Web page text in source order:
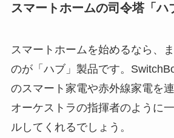
スマートホームの司令塔「ハ
スマートホームを始めるなら、
のが「ハブ」製品です。
のスマート家電や赤外線家電を
オーケストラの指揮者のように
ルしてくれるでしょう。